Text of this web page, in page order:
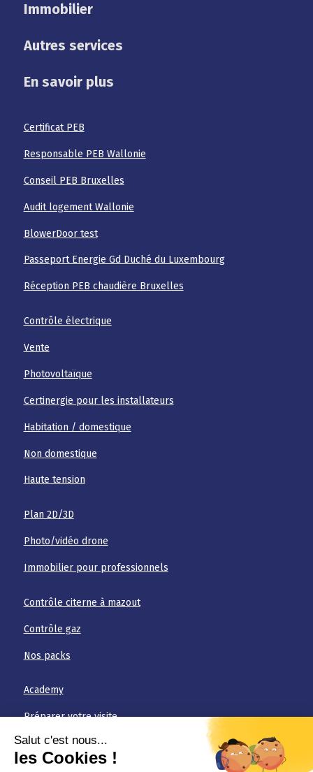
Immobilier
Autres services
En savoir plus
Certificat PEB
Responsable PEB Wallonie
Conseil PEB Bruxelles
Audit logement Wallonie
BlowerDoor test
Passeport Energie Gd Duché du Luxembourg
Réception PEB chaudière Bruxelles
Contrôle électrique
Vente
Photovoltaïque
Certinergie pour les installateurs
Habitation / domestique
Non domestique
Haute tension
Plan 2D/3D
Photo/vidéo drone
Immobilier pour professionnels
Contrôle citerne à mazout
Contrôle gaz
Nos packs
Academy
Préparer votre visite
FAQ